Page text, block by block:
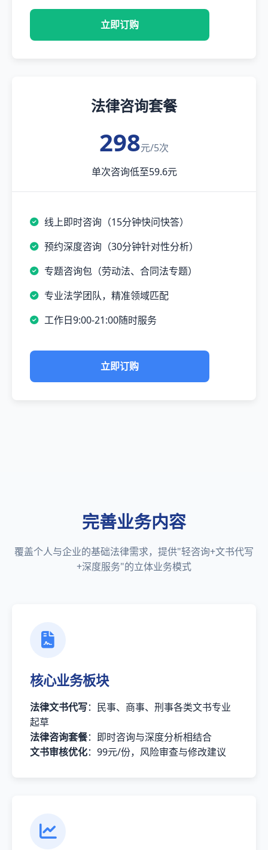
立即订购
法律咨询套餐
298元/5次
单次咨询低至59.6元
线上即时咨询（15分钟快问快答）
预约深度咨询（30分钟针对性分析）
专题咨询包（劳动法、合同法专题）
专业法学团队，精准领域匹配
工作日9:00-21:00随时服务
立即订购
完善业务内容
覆盖个人与企业的基础法律需求，提供"轻咨询+文书代写
+深度服务"的立体业务模式
核心业务板块
法律文书代写：民事、商事、刑事各类文书专业
起草
法律咨询套餐：即时咨询与深度分析相结合
文书审核优化：99元/份，风险审查与修改建议